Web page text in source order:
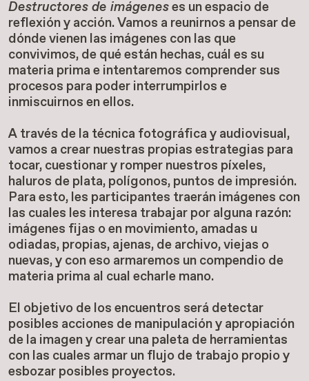
Destructores de imágenes es un espacio de
reflexión y acción. Vamos a reunirnos a pensar de
dónde vienen las imágenes con las que
convivimos, de qué están hechas, cuál es su
materia prima e intentaremos comprender sus
procesos para poder interrumpirlos e
inmiscuirnos en ellos.
A través de la técnica fotográfica y audiovisual,
vamos a crear nuestras propias estrategias para
tocar, cuestionar y romper nuestros píxeles,
haluros de plata, polígonos, puntos de impresión.
Para esto, les participantes traerán imágenes con
las cuales les interesa trabajar por alguna razón:
imágenes fijas o en movimiento, amadas u
odiadas, propias, ajenas, de archivo, viejas o
nuevas, y con eso armaremos un compendio de
materia prima al cual echarle mano.
El objetivo de los encuentros será detectar
posibles acciones de manipulación y apropiación
de la imagen y crear una paleta de herramientas
con las cuales armar un flujo de trabajo propio y
esbozar posibles proyectos.